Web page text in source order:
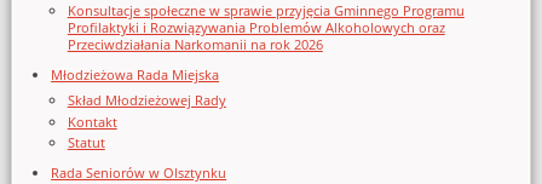
Konsultacje społeczne w sprawie przyjęcia Gminnego Programu
Profilaktyki i Rozwiązywania Problemów Alkoholowych oraz
Przeciwdziałania Narkomanii na rok 2026
Młodzieżowa Rada Miejska
Skład Młodzieżowej Rady
Kontakt
Statut
Rada Seniorów w Olsztynku